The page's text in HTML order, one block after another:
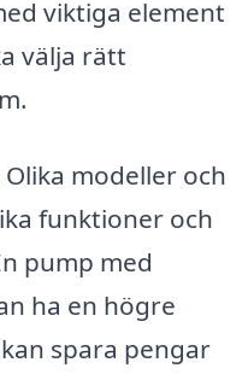
viktiga element
välja rätt
Olika modeller och
funktioner och
pump med
ha en högre
spara pengar